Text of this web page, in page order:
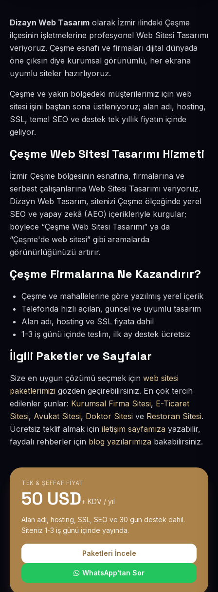
Dizayn Web Tasarım olarak İzmir ilindeki Çeşme
ilçesinin işletmelerine profesyonel Web Sitesi Tasarımı
veriyoruz. Çeşme esnafı ve firmaları dijital dünyada
öne çıksın diye kurumsal görünümlü, her ekrana
uyumlu siteler hazırlıyoruz.
Çeşme ve yakın bölgedeki müşterilerimiz için web
sitesi işini baştan sona üstleniyoruz; alan adı, hosting,
SSL, temel SEO ve destek tek yıllık fiyatın içinde
geliyor.
Çeşme Web Sitesi Tasarımı Hizmeti
İzmir Çeşme bölgesinin esnafına, firmalarına ve
serbest çalışanlarına Web Sitesi Tasarımı veriyoruz.
Dizayn Web Tasarım, sitenizi Çeşme ölçeğinde yerel
SEO ve yapay zekâ (AEO) içerikleriyle kurgular;
böylece “Çeşme Web Sitesi Tasarımı” ya da
“Çeşme'de web sitesi” gibi aramalarda
görünürlüğünüzü artırır.
Çeşme Firmalarına Ne Kazandırır?
Çeşme ve mahallelerine göre yazılmış yerel içerik
Telefonda hızlı açılan, güncel ve uyumlu tasarım
Alan adı, hosting ve SSL fiyata dahil
1-3 iş günü içinde teslim, ilk ay destek ücretsiz
İlgili Paketler ve Sayfalar
Size en uygun çözümü seçmek için web sitesi
paketlerimizi gözden geçirebilirsiniz. En çok tercih
edilenler şunlar: Kurumsal Firma Sitesi, E-Ticaret
Sitesi, Avukat Sitesi, Doktor Sitesi ve Restoran Sitesi.
Ücretsiz teklif almak için iletişim sayfamıza yazabilir,
faydalı rehberler için blog yazılarımıza bakabilirsiniz.
TEK & ŞEFFAF FIYAT
50 USD+ KDV / yıl
Alan adı, hosting, SSL, SEO ve 30 gün destek dahil.
Siteniz 1-3 iş günü içinde yayında.
Paketleri İncele
WhatsApp'tan Sor